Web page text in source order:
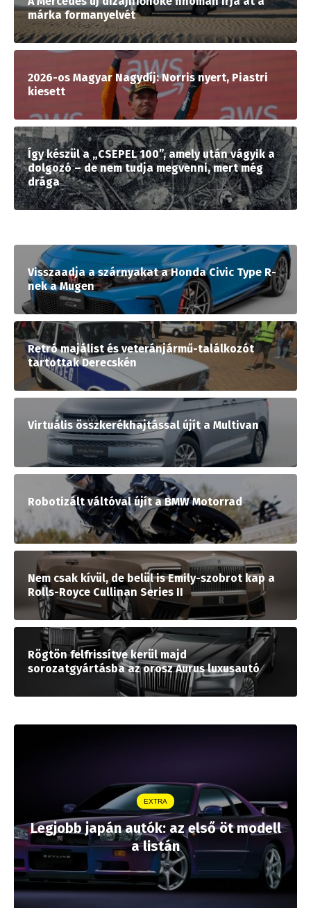
márka formanyelvét
2026-os Magyar Nagydíj: Norris nyert, Piastri
kiesett
Így készül a „CSEPEL 100”, amely után vágyik a
dolgozó – de nem tudja megvenni, mert még
drága
Visszaadja a szárnyakat a Honda Civic Type R-
nek a Mugen
Retró majálist és veteránjármű-találkozót
tartottak Derecskén
Virtuális összkerékhajtással újít a Multivan
Robotizált váltóval újít a BMW Motorrad
Nem csak kívül, de belül is Emily-szobrot kap a
Rolls-Royce Cullinan Series II
Rögtön felfrissítve kerül majd
sorozatgyártásba az orosz Aurus luxusautó
EXTRA
Legjobb japán autók: az első öt modell
a listán